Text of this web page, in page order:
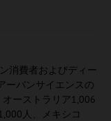
消費者およびディー
ーバンサイエンスの
ーストラリア1,006
人、メキシコ